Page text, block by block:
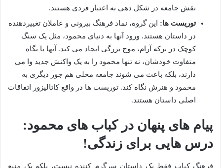
نقش جامعه در شکل دهی به اعتبار فردی هستند.
توریست ها: این گروه، نماد فرهنگ بیرونی و عاملان تغییردهنده
در داستان هستند. ورود آنها به دنیای محمود، مثل یک سنگ
کوچک در برکه آرام، موج بزرگی ایجاد می کند. آنها با نگاه
متفاوت خودشان، نه تنها محمود را به یک واکنش جدید وا می
دارند، بلکه باعث می شوند جامعه محلی هم جور دیگری به
محمود و هنرش نگاه کند. توریست ها در واقع کاتالیزور اتفاقات
اصلی داستان هستند.
پیام های پنهان در کباب های محمود:
درس هایی برای زندگی!
فرهنگ کباب فقط یک داستان سرگرم کننده نیست، بلکه یک منبع